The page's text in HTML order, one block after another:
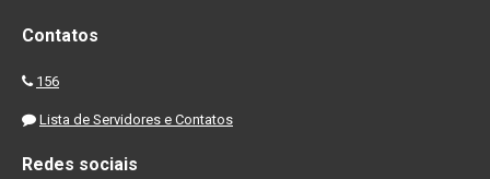
Contatos
156
Lista de Servidores e Contatos
Redes sociais